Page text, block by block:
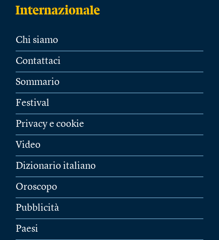
Chi siamo
Contattaci
Sommario
Festival
Privacy e cookie
Video
Dizionario italiano
Oroscopo
Pubblicità
Paesi